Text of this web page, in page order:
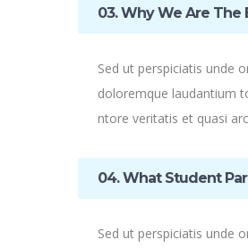
03. Why We Are The
Sed ut perspiciatis unde
doloremque laudantium
ntore veritatis et quasi
04. What Student
Sed ut perspiciatis unde